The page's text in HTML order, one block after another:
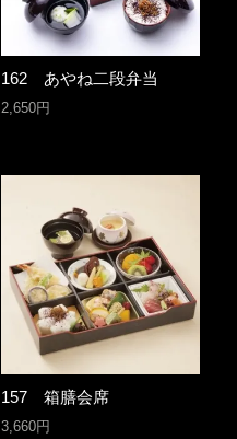
162 あやね二段弁当
2,650円
157 箱膳会席
3,660円